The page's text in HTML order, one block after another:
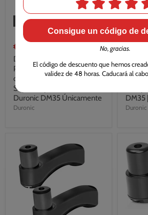
Agotado
€43,99
Duronic DM35POLE-80
Poste de 80 cm Compatible
con Nuestra Gama de
Soportes para Monitor
Duronic DM35 Únicamente
Duronic
para
DM35
Duronic
Consigue un código de
No, gracias.
El código de descuento que hemos
validez de 48 horas. Caducará al